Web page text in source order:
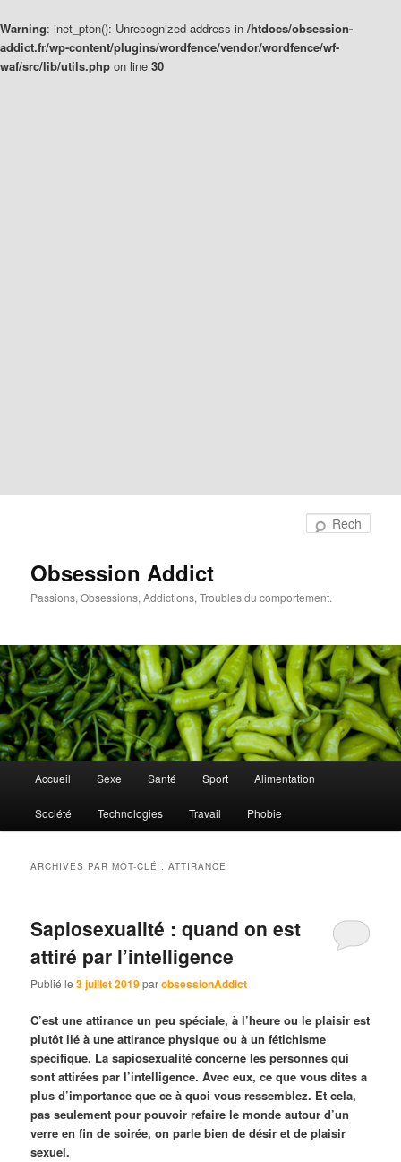
Warning: inet_pton(): Unrecognized address in /htdocs/obsession-
addict.fr/wp-content/plugins/wordfence/vendor/wordfence/wf-
waf/src/lib/utils.php on line 30
Obsession Addict
Passions, Obsessions, Addictions, Troubles du comportement.
principal
Accueil Sexe Santé Sport Alimentation
Société Technologies Travail Phobie
ARCHIVES PAR MOT-CLÉ :ATTIRANCE
Sapiosexualité : quand on est
attiré par l’intelligence
Publié le3 juillet 2019parobsessionAddict
C’est une attirance un peu spéciale, à l’heure ou le plaisir est
plutôt lié à une attirance physique ou à un fétichisme
spécifique. La sapiosexualité concerne les personnes qui
sont attirées par l’intelligence. Avec eux, ce que vous dites a
plus d’importance que ce à quoi vous ressemblez. Et cela,
pas seulement pour pouvoir refaire le monde autour d’un
verre en fin de soirée, on parle bien de désir et de plaisir
sexuel.